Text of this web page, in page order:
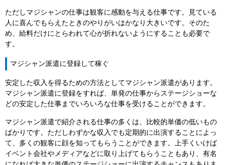
ただしマジシャンの仕事は観客に感動を与える仕事です。見ている
人に喜んでもらえたときのやりがいはかなり大きいです。そのた
め、給料だけにとらわれて心が折れないようにすることも必要で
す。
マジシャン派遣に登録して稼ぐ
安定した収入を得るための方法としてマジシャン派遣があります。
マジシャン派遣に登録をすれば、単発の仕事からステージショーな
どの安定した仕事までいろいろな仕事を受けることができます。
マジシャン派遣で紹介される仕事の多くは、比較的単価の低いもの
ばかりです。ただしわずかな収入でも定期的に出演することによっ
て、多くの観客に顔を知ってもらうことができます。上手くいけば
イベント会社やメディアなどに取り上げてもらうこともあり、有名